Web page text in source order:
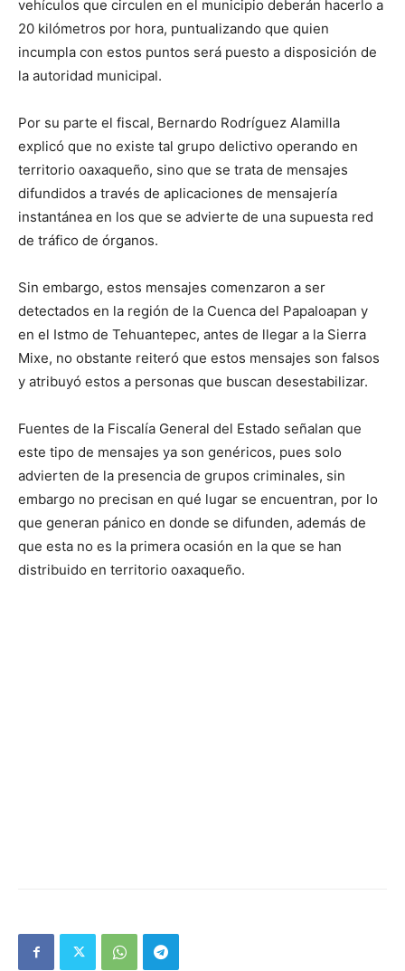
vehículos que circulen en el municipio deberán hacerlo a
20 kilómetros por hora, puntualizando que quien
incumpla con estos puntos será puesto a disposición de
la autoridad municipal.
Por su parte el fiscal, Bernardo Rodríguez Alamilla
explicó que no existe tal grupo delictivo operando en
territorio oaxaqueño, sino que se trata de mensajes
difundidos a través de aplicaciones de mensajería
instantánea en los que se advierte de una supuesta red
de tráfico de órganos.
Sin embargo, estos mensajes comenzaron a ser
detectados en la región de la Cuenca del Papaloapan y
en el Istmo de Tehuantepec, antes de llegar a la Sierra
Mixe, no obstante reiteró que estos mensajes son falsos
y atribuyó estos a personas que buscan desestabilizar.
Fuentes de la Fiscalía General del Estado señalan que
este tipo de mensajes ya son genéricos, pues solo
advierten de la presencia de grupos criminales, sin
embargo no precisan en qué lugar se encuentran, por lo
que generan pánico en donde se difunden, además de
que esta no es la primera ocasión en la que se han
distribuido en territorio oaxaqueño.